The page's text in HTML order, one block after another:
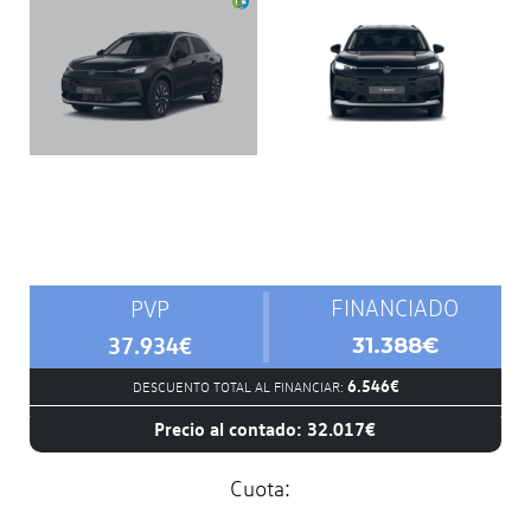
PVP
37.934€
FINANCIADO
31.388€
DESCUENTO TOTAL AL FINANCIAR: 6.546€
Precio al contado: 32.017€
Cuota: